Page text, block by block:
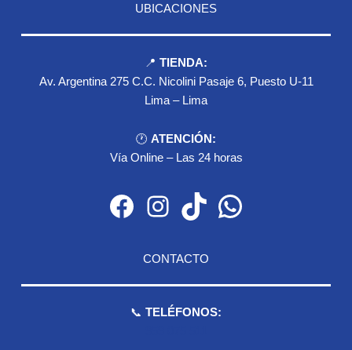
UBICACIONES
📍 TIENDA:
Av. Argentina 275 C.C. Nicolini Pasaje 6, Puesto U-11
Lima – Lima
🕐 ATENCIÓN:
Vía Online – Las 24 horas
Facebook Instagram TikTok WhatsApp
CONTACTO
📞 TELÉFONOS: